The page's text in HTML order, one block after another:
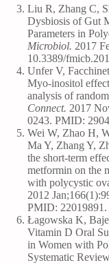
Liu R, Zhang C,
Dysbiosis of Gut
Parameters in
Microbiol. 2017
10.3389/
Unfer V,
Myo-inositol
analysis of
Connect. 2017
0243. PMID:
Wei W, Zhao H,
Ma Y, Zhang Y,
the short-term
metformin on the
with polycystic
2012
PMID: 22019891.
Łagowska K,
Vitamin D Oral
in Women with
Systematic